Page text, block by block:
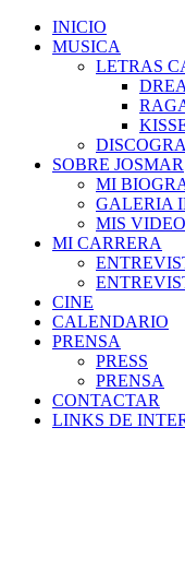
INICIO
MUSICA
LETRAS
SOBRE JOSMAR
MI
GALERIA
MIS
MI CARRERA
CINE
CALENDARIO
PRENSA
PRESS
PRENSA
CONTACTAR
LINKS DE